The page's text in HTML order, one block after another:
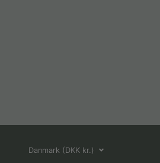
Vælg
Danmark (DKK kr.)